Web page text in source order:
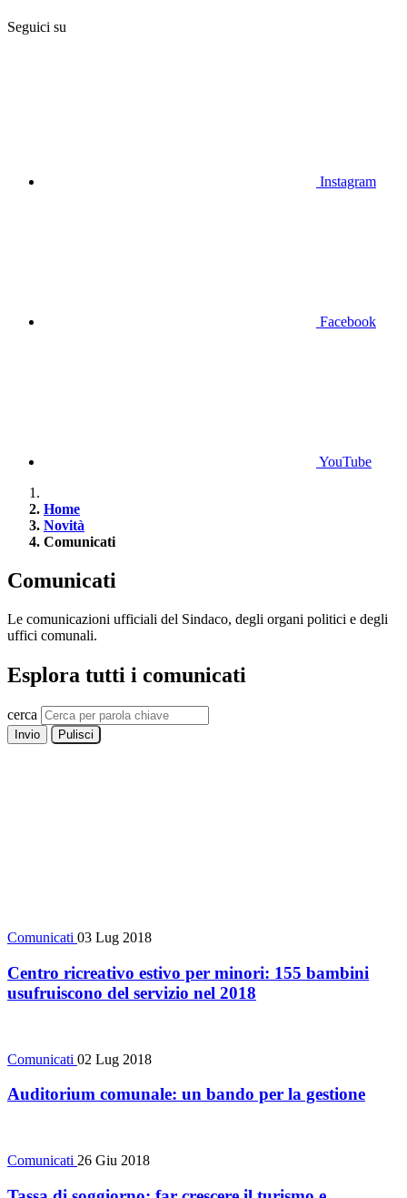
Seguici su
Instagram
Facebook
YouTube
Home
Novità
Comunicati
Comunicati
Le comunicazioni ufficiali del Sindaco, degli organi politici e degli
uffici comunali.
Esplora tutti i comunicati
cerca
Invio Pulisci
Comunicati 03 Lug 2018
Centro ricreativo estivo per minori: 155 bambini
usufruiscono del servizio nel 2018
Comunicati 02 Lug 2018
Auditorium comunale: un bando per la gestione
Comunicati 26 Giu 2018